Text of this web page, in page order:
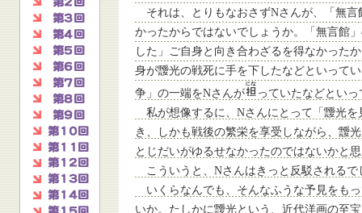
それは、とりもなおさずNさんが、「無
かったからではないでしょうか。「無言館
した」ご自身と向き合わざるを得なかった
身が靉光の戦死に手を下したなどといって
争」の一端をNさんが
っていたなどとい
私が想像するに、Nさんにとって「靉光
き、しかも戦後の繁栄を享受しながら、靉
とじだいがゆるせなかったのではないかと
こういうと、Nさんはきっと反駁されるで
いくらなんでも、そんなふうな予見をも
いか。たしかに靉光という、近代洋画の至